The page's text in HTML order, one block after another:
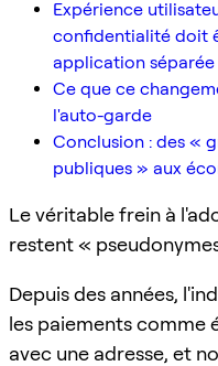
Expérience
confidentialité doit
application séparée
Ce que ce
l'auto-garde
Conclusion : des «
publiques » aux
Le véritable frein à
restent «
Depuis des années,
les paiements comme
avec une adresse, et